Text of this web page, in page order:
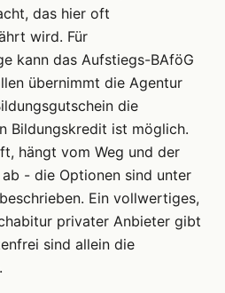
das hier oft
wird. Für
kann das Aufstiegs-BAföG
übernimmt die Agentur
die
Bildungskredit ist möglich.
hängt vom Weg und der
- die Optionen sind unter
beschrieben. Ein vollwertiges,
privater Anbieter gibt
sind allein die